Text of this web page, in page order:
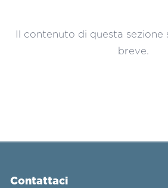
Il contenuto di questa sezione
breve.
Contattaci